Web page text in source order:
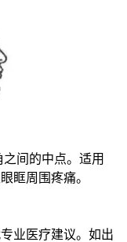
间的中点。适用
眶周围疼痛。
业医疗建议。如出